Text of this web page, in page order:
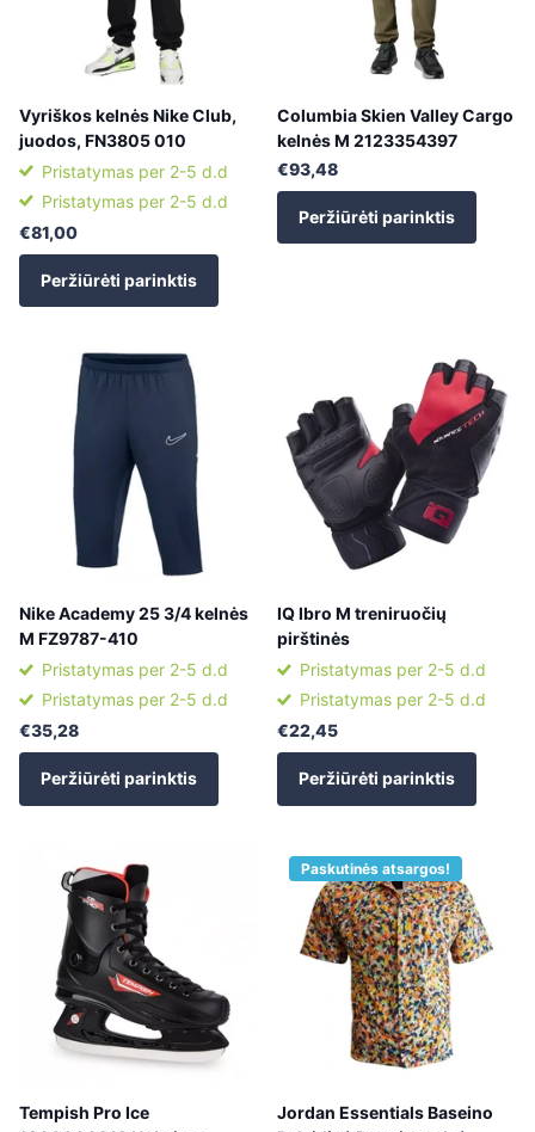
Vyriškos kelnės Nike Club,
juodos, FN3805 010
Pristatymas per 2-5 d.d
Pristatymas per 2-5 d.d
€81,00
Peržiūrėti parinktis
Columbia Skien Valley Cargo
kelnės M 2123354397
€93,48
Peržiūrėti parinktis
Nike Academy 25 3/4 kelnės
M FZ9787-410
Pristatymas per 2-5 d.d
Pristatymas per 2-5 d.d
€35,28
Peržiūrėti parinktis
IQ Ibro M treniruočių
pirštinės
Pristatymas per 2-5 d.d
Pristatymas per 2-5 d.d
€22,45
Peržiūrėti parinktis
Tempish Pro Ice
Paskutinės atsargos!
Jordan Essentials Baseino